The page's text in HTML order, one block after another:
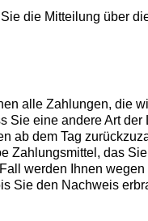
die Mitteilung über
alle Zahlungen, die
Sie eine andere Art
ab dem Tag
Zahlungsmittel, das
werden Ihnen
Sie den Nachweis